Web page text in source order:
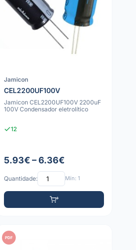
Jamicon
CEL2200UF100V
Jamicon CEL2200UF100V 2200uF
100V Condensador eletrolítico
12
5.93€ – 6.36€
Quantidade: Mín: 1
PDF